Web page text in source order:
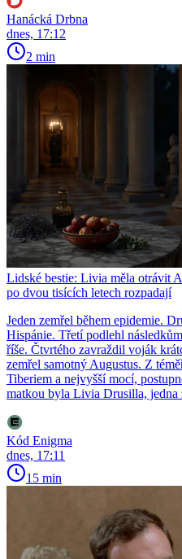
Hanácká Drbna
dnes, 17:12
2 min
Lidské bestie: Livia měla otrávit
po dvou tisících letech rozpadají
Jeden zemřel během epidemie.
Hispánie. Třetí podlehl
říše. Čtvrtého zavraždil voják
zemřel samotný Augustus. Z
Tiberiem a nejvyšší mocí,
matkou byla Livia Drusilla, jedna
Kód Enigma
dnes, 17:11
15 min